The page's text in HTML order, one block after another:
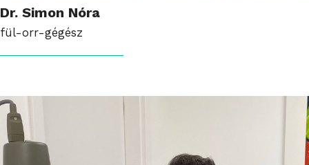
Dr. Simon Nóra
fül-orr-gégész